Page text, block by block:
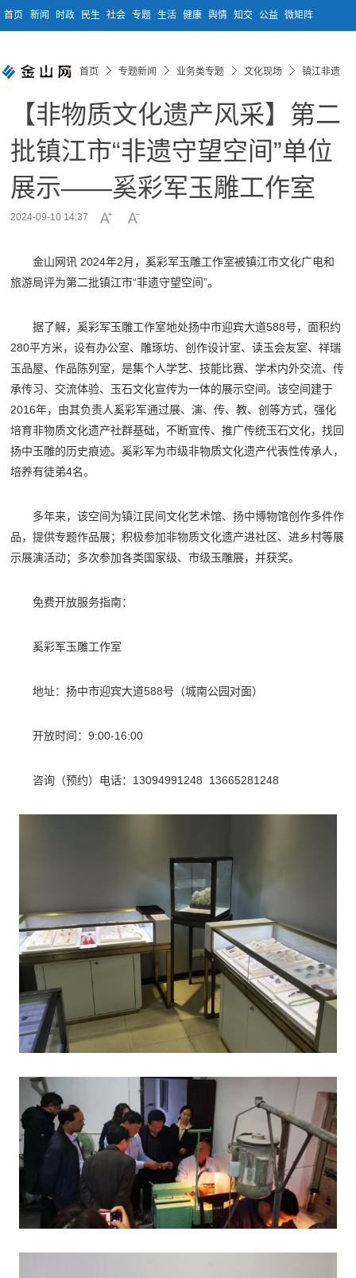
首页 新闻 时政 民生 社会 专题 生活 健康 舆情 知交 公益 微矩阵
首页 专题新闻 业务类专题 文化现场 镇江非遗
【非物质文化遗产风采】第二
批镇江市“非遗守望空间”单位
展示——奚彩军玉雕工作室
2024-09-10 14:37
金山网讯 2024年2月，奚彩军玉雕工作室被镇江市文化广电和
旅游局评为第二批镇江市“非遗守望空间”。
据了解，奚彩军玉雕工作室地处扬中市迎宾大道588号，面积约
280平方米，设有办公室、雕琢坊、创作设计室、读玉会友室、祥瑞
玉品屋、作品陈列室，是集个人学艺、技能比赛、学术内外交流、传
承传习、交流体验、玉石文化宣传为一体的展示空间。该空间建于
2016年，由其负责人奚彩军通过展、演、传、教、创等方式，强化
培育非物质文化遗产社群基础，不断宣传、推广传统玉石文化，找回
扬中玉雕的历史痕迹。奚彩军为市级非物质文化遗产代表性传承人，
培养有徒弟4名。
多年来，该空间为镇江民间文化艺术馆、扬中博物馆创作多件作
品，提供专题作品展；积极参加非物质文化遗产进社区、进乡村等展
示展演活动；多次参加各类国家级、市级玉雕展，并获奖。
免费开放服务指南：
奚彩军玉雕工作室
地址：扬中市迎宾大道588号（城南公园对面）
开放时间：9:00-16:00
咨询（预约）电话：13094991248 13665281248